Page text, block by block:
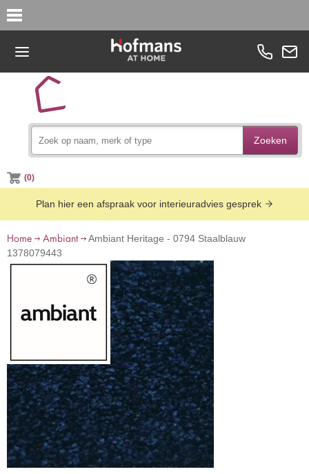
Zoeken
(0)
Plan hier een afspraak voor interieuradvies gesprek
Home Ambiant
Ambiant Heritage - 0794 Staalblauw
1378079443